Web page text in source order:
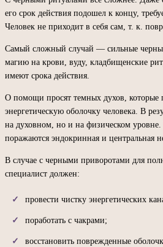
его срок действия подошел к концу,
Человек не приходит в себя сам, т. к.
Самый сложный случай — сильные
магию на крови, вуду, кладбищенские
имеют срока действия.
О помощи просят темных духов, которые
энергетическую оболочку человека. В
на духовном, но и на физическом
поражаются эндокринная и центральная
В случае с черными приворотами для
специалист должен:
провести чистку энергетических
поработать с чакрами;
восстановить поврежденные